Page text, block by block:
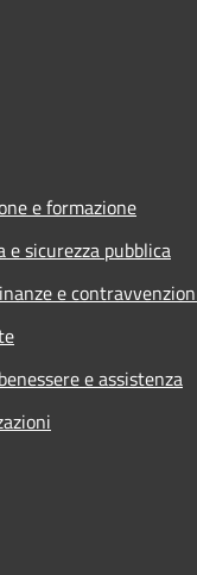
e formazione
e sicurezza pubblica
e
e assistenza